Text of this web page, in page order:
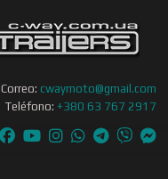
Correo: cwaymoto@gmail.com
Teléfono: +380 63 767 2917